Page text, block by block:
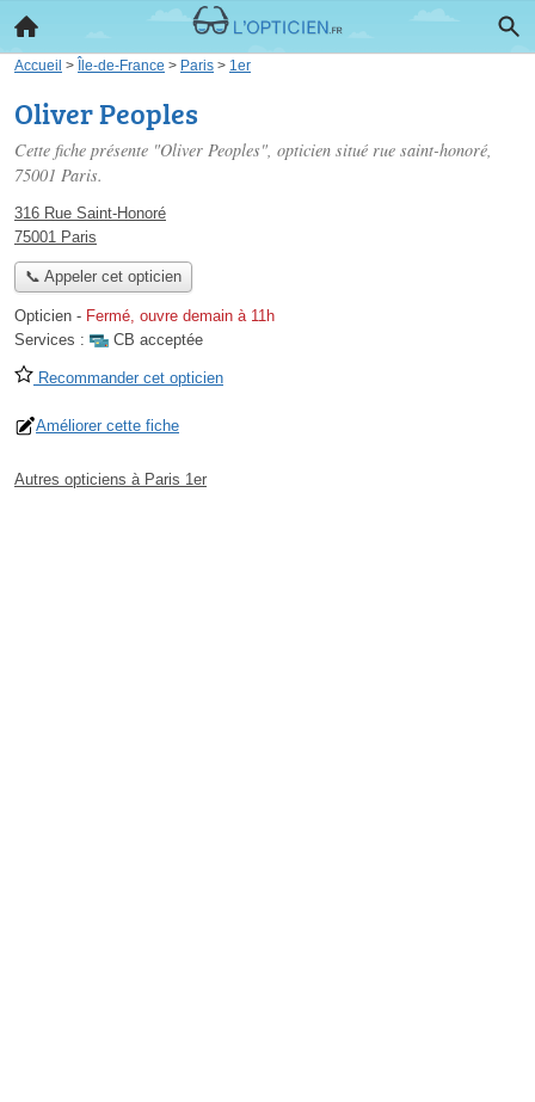
Accueil > Île-de-France > Paris > 1er
Oliver Peoples
Cette fiche présente "Oliver Peoples", opticien situé rue saint-honoré,
75001 Paris.
316 Rue Saint-Honoré
75001 Paris
📞 Appeler cet opticien
Opticien - Fermé, ouvre demain à 11h
Services :
CB acceptée
Recommander cet opticien
Améliorer cette fiche
Autres opticiens à Paris 1er